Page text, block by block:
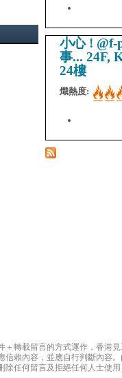
小心 ! @f-
事... 24F,
24樓
熾熱度:
＋轉載留言的方式運作，香港
信賴內容，並應自行判斷內容
除任何留言及拒絕任何人士使